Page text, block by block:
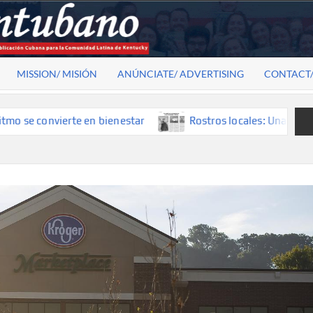
MISSION/ MISIÓN ANÚNCIATE/ ADVERTISING
en bienestar Rostros locales: Una mirada